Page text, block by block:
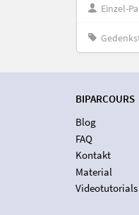
Einzel-
BIPARCOURS
Blog
FAQ
Kontakt
Material
Videotutorials